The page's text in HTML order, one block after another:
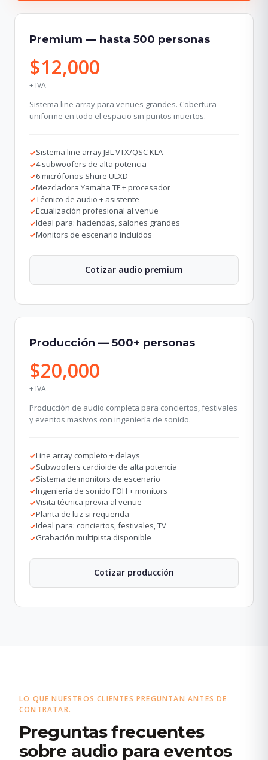
Premium — hasta 500 personas
$12,000
+ IVA
Sistema line array para venues grandes. Cobertura
uniforme en todo el espacio sin puntos muertos.
✓Sistema line array JBL VTX/QSC KLA
✓4 subwoofers de alta potencia
✓6 micrófonos Shure ULXD
✓Mezcladora Yamaha TF + procesador
✓Técnico de audio + asistente
✓Ecualización profesional al venue
✓Ideal para: haciendas, salones grandes
✓Monitors de escenario incluidos
Cotizar audio premium
Producción — 500+ personas
$20,000
+ IVA
Producción de audio completa para conciertos, festivales
y eventos masivos con ingeniería de sonido.
✓Line array completo + delays
✓Subwoofers cardioide de alta potencia
✓Sistema de monitors de escenario
✓Ingeniería de sonido FOH + monitors
✓Visita técnica previa al venue
✓Planta de luz si requerida
✓Ideal para: conciertos, festivales, TV
✓Grabación multipista disponible
Cotizar producción
LO QUE NUESTROS CLIENTES PREGUNTAN ANTES DE
CONTRATAR.
Preguntas frecuentes
sobre audio para eventos